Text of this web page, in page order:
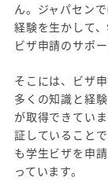
ん。ジャパセン
経験を生かして
ビザ申請のサポ
そこには、ビザ
多くの知識と経
が取得できてい
証していること
も学生ビザを申
っています。